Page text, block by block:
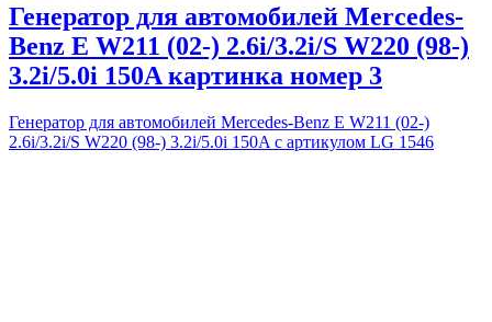
Генератор для автомобилей Mercedes-
Benz E W211 (02-) 2.6i/3.2i/S W220 (98-)
3.2i/5.0i 150A картинка номер 3
Генератор для автомобилей Mercedes-Benz E W211 (02-)
2.6i/3.2i/S W220 (98-) 3.2i/5.0i 150A с артикулом LG 1546